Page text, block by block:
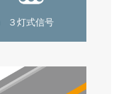
３灯式信号